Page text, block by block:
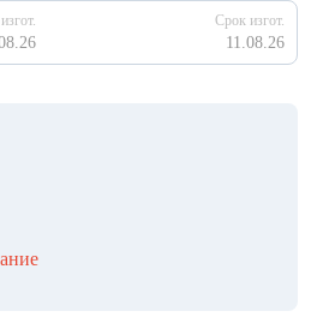
Срок изгот.
11.08.26